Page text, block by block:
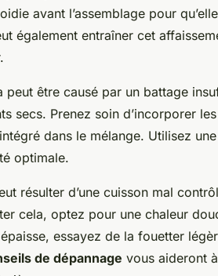
avant l’assemblage pour
également entraîner cet
peut être causé par un battage
secs. Prenez soin d’incorporer
dans le mélange. Utilisez
optimale.
résulter d’une cuisson mal
cela, optez pour une chaleur
essayez de la fouetter
de dépannage vous aideront